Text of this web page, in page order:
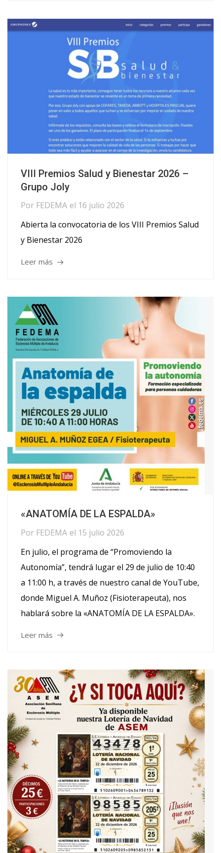
VIII Premios Salud y Bienestar 2026 –
Grupo Joly
Por FEDEMA el 16 julio 2026
Abierta la convocatoria de los VIII Premios Salud
y Bienestar 2026
Leer más
«ANATOMÍA DE LA ESPALDA»
Por FEDEMA el 15 julio 2026
En julio, el programa de “Promoviendo la
Autonomía”, tendrá lugar el 29 de julio de 10:40
a 11:00 h, a través de nuestro canal de YouTube,
donde Miguel A. Muñoz (Fisioterapeuta), nos
hablará sobre la «ANATOMÍA DE LA ESPALDA».
Leer más